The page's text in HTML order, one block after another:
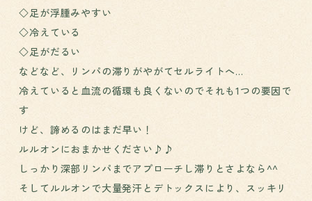
◇足が浮腫みやすい
◇冷えている
◇足がだるい
などなど、リンパの滞りがやがてセルライトへ…
冷えていると血流の循環も良くないのでそれも1つの要因で
す
けど、諦めるのはまだ早い！
ルルオンにおまかせください♪♪
しっかり深部リンパまでアプローチし滞りとさよなら^^
そしてルルオンで大量発汗とデトックスにより、スッキリ